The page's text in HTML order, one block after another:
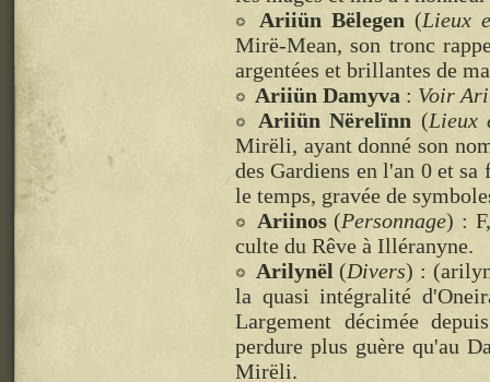
Ariiün Bëlegen (Lieux
Mirë-Mean, son tronc
argentées et brillantes de
Ariiün Damyva : Voir
Ariiün Nërelïnn (Lieux
Mirëli, ayant donné son
des Gardiens en l'an 0 et
le temps, gravée de
Ariinos(Personnage) :
culte du Rêve à Illéranyne.
Arilynël (Divers) :
la quasi intégralité
Largement décimée
perdure plus guère qu'au
Mirëli.